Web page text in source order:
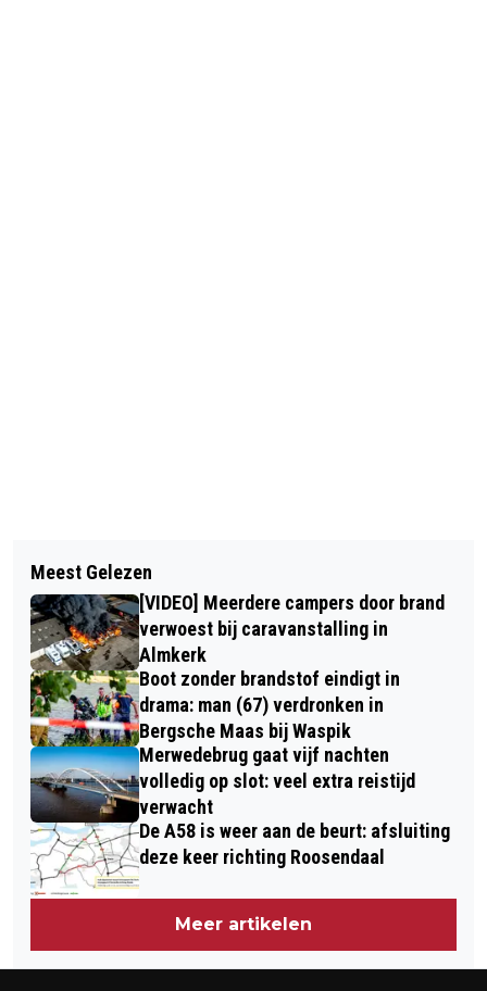
VEEL BEKIJKS BIJ GEZAMENLIJKE
LUCHTMACHTTRAINING OP
VLIEGBASIS GILZE-RIJEN
VOORBIJGANGERS TREFFEN DODE
VROUW AAN IN VOORTUIN VAN
WONING IN RIJEN
Meest Gelezen
[VIDEO] Meerdere campers door brand
verwoest bij caravanstalling in
Almkerk
Boot zonder brandstof eindigt in
drama: man (67) verdronken in
Bergsche Maas bij Waspik
Merwedebrug gaat vijf nachten
volledig op slot: veel extra reistijd
verwacht
De A58 is weer aan de beurt: afsluiting
deze keer richting Roosendaal
Meer artikelen